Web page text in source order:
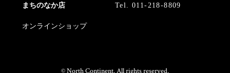
まちのなか店 Tel. 011-218-8809
オンラインショップ
© North Continent. All rights reserved.